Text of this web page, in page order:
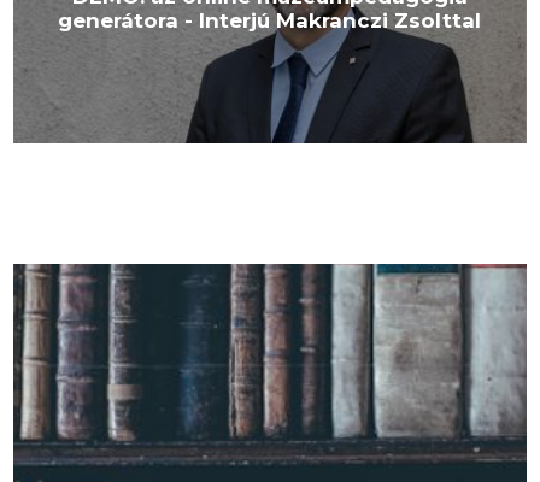
generátora - Interjú Makranczi Zsolttal